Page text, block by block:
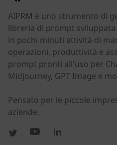
AIPRM è uno strumento di
libreria di prompt sviluppata
in pochi minuti attività di
operazioni, produttività e
prompt pronti all'uso per
Midjourney, GPT Image e
Pensato per le piccole
aziende.